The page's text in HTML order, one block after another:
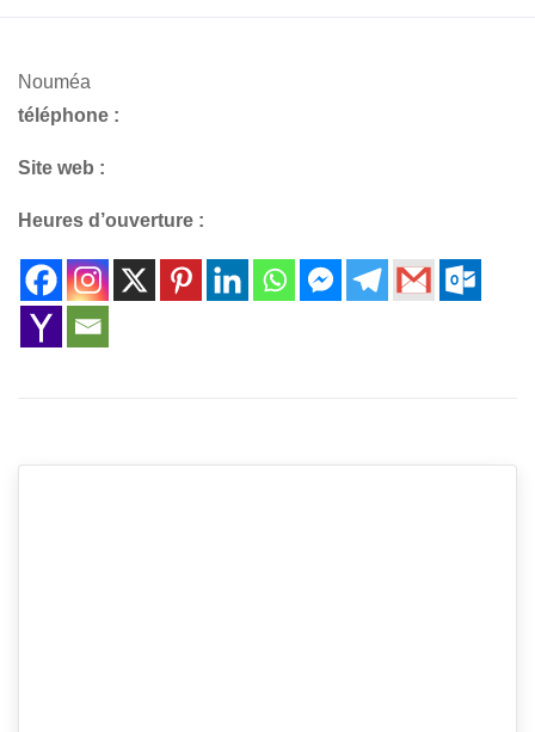
Nouméa
téléphone :
Site web :
Heures d’ouverture :